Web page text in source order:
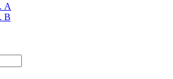
А
В